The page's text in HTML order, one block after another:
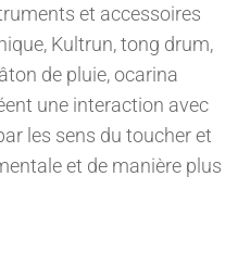
et accessoires
Kultrun, tong drum,
de pluie, ocarina
une interaction avec
les sens du toucher et
et de manière plus